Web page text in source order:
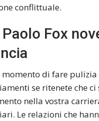
conflittuale.
Fox
momento di fare pulizia
se ritenete che ci
nella vostra
Le relazioni che